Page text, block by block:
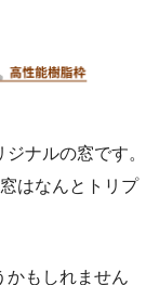
ナルの窓です。
はなんとトリプ
かもしれません